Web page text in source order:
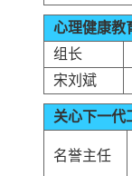
心理健康教
组长
宋刘斌
关心下一代
名誉主任